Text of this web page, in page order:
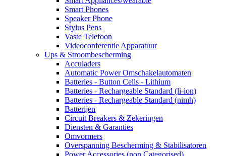
Smart Phones
Speaker Phone
Stylus Pens
Vaste Telefoon
Videoconferentie Apparatuur
Ups & Stroombescherming
Acculaders
Automatic Power Omschakelautomaten
Batteries - Button Cells - Lithium
Batteries - Rechargeable Standard (li-ion)
Batteries - Rechargeable Standard (nimh)
Batterijen
Circuit Breakers & Zekeringen
Diensten & Garanties
Omvormers
Overspanning Bescherming & Stabilisatoren
Power Accessories (non Categorised)